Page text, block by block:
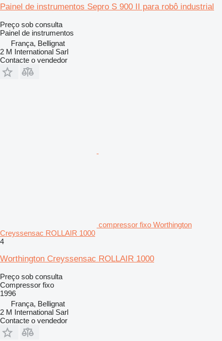
Painel de instrumentos Sepro S 900 II para robô industrial
Preço sob consulta
Painel de instrumentos
França, Bellignat
2 M International Sarl
Contacte o vendedor
compressor fixo Worthington
Creyssensac ROLLAIR 1000
4
Worthington Creyssensac ROLLAIR 1000
Preço sob consulta
Compressor fixo
1996
França, Bellignat
2 M International Sarl
Contacte o vendedor